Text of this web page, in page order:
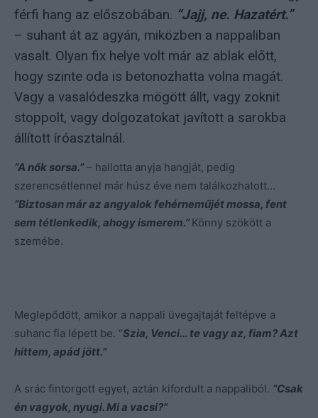
férfi hang az előszobában. “Jajj, ne. Hazatért.”
– suhant át az agyán, miközben a nappaliban
vasalt. Olyan fix helye volt már az ablak előtt,
hogy szinte oda is betonozhatta volna magát.
Vagy a vasalódeszka mögött állt, vagy zoknit
stoppolt, vagy dolgozatokat javított a sarokba
állított íróasztalnál.
“A nők sorsa.” – hallotta anyja hangját, pedig
szerencsétlennel már húsz éve nem találkozhatott…
“Biztosan már az angyalok fehérneműjét mossa, fent
sem tétlenkedik, ahogy ismerem.”Könny szökött a
szemébe.
Meglepődött, amikor a nappali üvegajtaját feltépve a
suhanc fia lépett be. “Szia, Venci… te vagy az, fiam? Azt
hittem, apád jött.”
A srác fintorgott egyet, aztán kifordult a nappaliból. “Csak
én vagyok, nyugi. Mi a vacsi?”